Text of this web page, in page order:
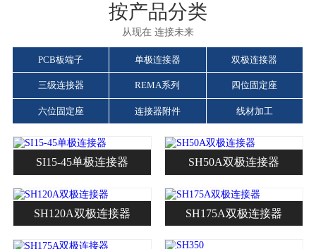
按产品分类
从现在 连接未来
PCB板端子 单极连接器 双极连接器
三级连接器 REMA系列 四位固定座
六位固定座 连接器附件 线材加工
SI15-45单极连接器 SH50A双极连接器
SH120A双极连接器 SH175A双极连接器